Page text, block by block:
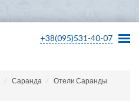
+38(095)531-40-07
Саранда
Отели Саранды